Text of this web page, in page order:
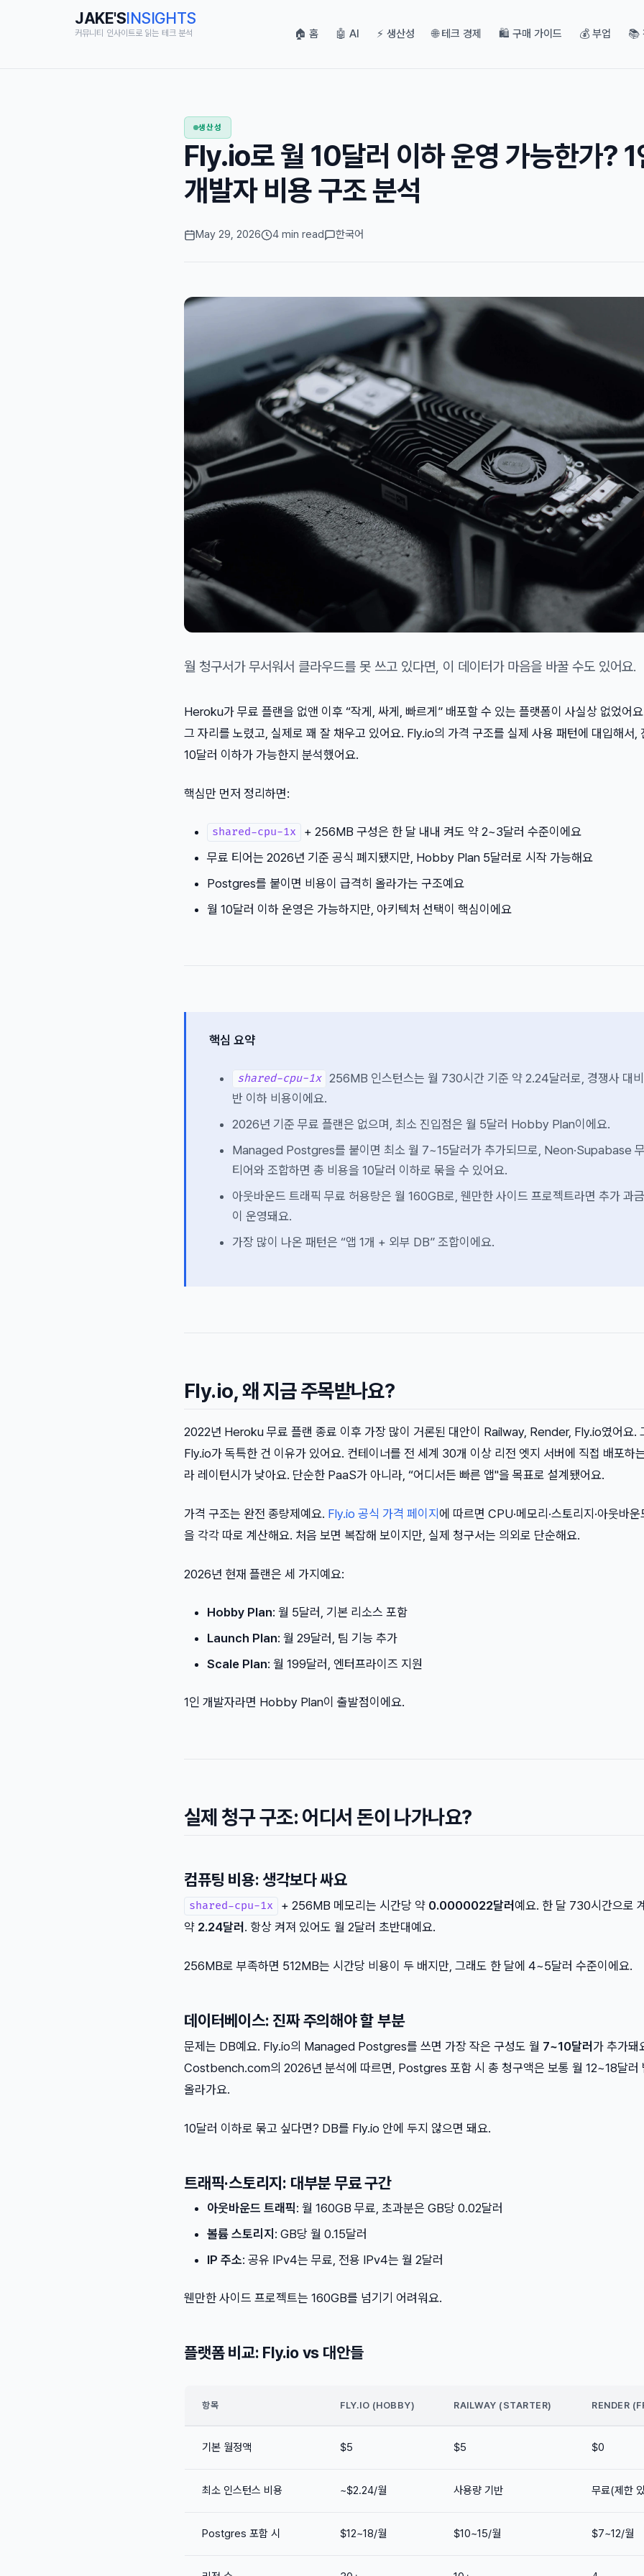
JAKE'SINSIGHTS
커뮤니티 인사이트로 읽는 테크 분석 🏠 홈 🤖 AI ⚡ 생산성 🌐 테크 경제 🛍️ 구매 가이드 💰 부업 📚
생산성
Fly.io로 월 10달러 이하 운영 가능한가? 1
개발자 비용 구조 분석
May 29, 2026 4 min read 한국어
월 청구서가 무서워서 클라우드를 못 쓰고 있다면, 이 데이터가 마음을 바꿀 수도 있어요.
Heroku가 무료 플랜을 없앤 이후 “작게, 싸게, 빠르게” 배포할 수 있는 플랫폼이 사실상 없었어
그 자리를 노렸고, 실제로 꽤 잘 채우고 있어요. Fly.io의 가격 구조를 실제 사용 패턴에 대입해서,
10달러 이하가 가능한지 분석했어요.
핵심만 먼저 정리하면:
shared-cpu-1x
+ 256MB 구성은 한 달 내내 켜도 약 2~3달러 수준이에요
무료 티어는 2026년 기준 공식 폐지됐지만, Hobby Plan 5달러로 시작 가능해요
Postgres를 붙이면 비용이 급격히 올라가는 구조예요
월 10달러 이하 운영은 가능하지만, 아키텍처 선택이 핵심이에요
핵심 요약
shared-cpu-1x
256MB 인스턴스는 월 730시간 기준 약 2.24달러로, 경쟁사 대
반 이하 비용이에요.
2026년 기준 무료 플랜은 없으며, 최소 진입점은 월 5달러 Hobby Plan이에요.
Managed Postgres를 붙이면 최소 월 7~15달러가 추가되므로, Neon·Supabase
티어와 조합하면 총 비용을 10달러 이하로 묶을 수 있어요.
아웃바운드 트래픽 무료 허용량은 월 160GB로, 웬만한 사이드 프로젝트라면 추가 과
이 운영돼요.
가장 많이 나온 패턴은 “앱 1개 + 외부 DB” 조합이에요.
Fly.io, 왜 지금 주목받나요?
2022년 Heroku 무료 플랜 종료 이후 가장 많이 거론된 대안이 Railway, Render, Fly.io였어요.
Fly.io가 독특한 건 이유가 있어요. 컨테이너를 전 세계 30개 이상 리전 엣지 서버에 직접 배포하
라 레이턴시가 낮아요. 단순한 PaaS가 아니라, “어디서든 빠른 앱"을 목표로 설계됐어요.
가격 구조는 완전 종량제예요. Fly.io 공식 가격 페이지에 따르면 CPU·메모리·스토리지·아웃바
을 각각 따로 계산해요. 처음 보면 복잡해 보이지만, 실제 청구서는 의외로 단순해요.
2026년 현재 플랜은 세 가지예요:
Hobby Plan: 월 5달러, 기본 리소스 포함
Launch Plan: 월 29달러, 팀 기능 추가
Scale Plan: 월 199달러, 엔터프라이즈 지원
1인 개발자라면 Hobby Plan이 출발점이에요.
실제 청구 구조: 어디서 돈이 나가나요?
컴퓨팅 비용: 생각보다 싸요
shared-cpu-1x + 256MB 메모리는 시간당 약 0.0000022달러예요. 한 달 730시간으로
약 2.24달러. 항상 켜져 있어도 월 2달러 초반대예요.
256MB로 부족하면 512MB는 시간당 비용이 두 배지만, 그래도 한 달에 4~5달러 수준이에요.
데이터베이스: 진짜 주의해야 할 부분
문제는 DB예요. Fly.io의 Managed Postgres를 쓰면 가장 작은 구성도 월 7~10달러가 추가돼
Costbench.com의 2026년 분석에 따르면, Postgres 포함 시 총 청구액은 보통 월 12~18달러
올라가요.
10달러 이하로 묶고 싶다면? DB를 Fly.io 안에 두지 않으면 돼요.
트래픽·스토리지: 대부분 무료 구간
아웃바운드 트래픽: 월 160GB 무료, 초과분은 GB당 0.02달러
볼륨 스토리지 : GB당 월 0.15달러
IP 주소: 공유 IPv4는 무료, 전용 IPv4는 월 2달러
웬만한 사이드 프로젝트는 160GB를 넘기기 어려워요.
플랫폼 비교: Fly.io vs 대안들
항목 FLY.IO (HOBBY) RAILWAY (STARTER) RENDER
기본 월정액 $5 $5 $0
최소 인스턴스 비용 ~$2.24/월 사용량 기반 무료(제한
Postgres 포함 시 $12~18/월 $10~15/월 $7~12/월